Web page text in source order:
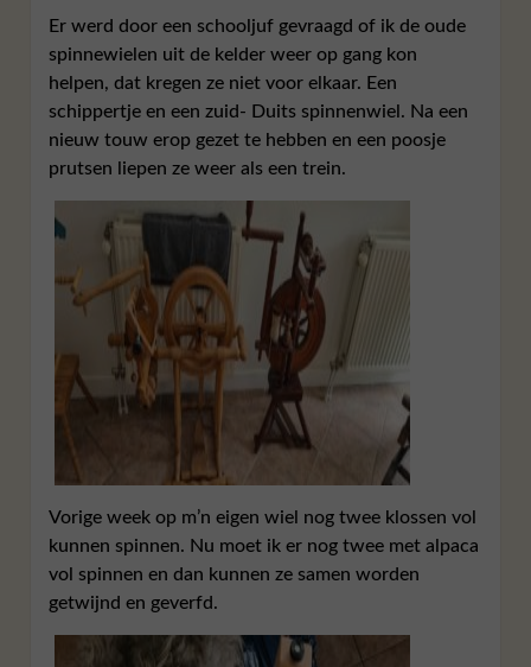
Er werd door een schooljuf gevraagd of ik de oude
spinnewielen uit de kelder weer op gang kon
helpen, dat kregen ze niet voor elkaar. Een
schippertje en een zuid- Duits spinnenwiel. Na een
nieuw touw erop gezet te hebben en een poosje
prutsen liepen ze weer als een trein.
Vorige week op m’n eigen wiel nog twee klossen vol
kunnen spinnen. Nu moet ik er nog twee met alpaca
vol spinnen en dan kunnen ze samen worden
getwijnd en geverfd.